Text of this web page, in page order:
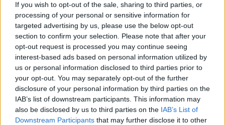
If you wish to opt-out of the sale, sharing to third parties, or
processing of your personal or sensitive information for
targeted advertising by us, please use the below opt-out
section to confirm your selection. Please note that after your
opt-out request is processed you may continue seeing
interest-based ads based on personal information utilized by
us or personal information disclosed to third parties prior to
your opt-out. You may separately opt-out of the further
disclosure of your personal information by third parties on the
IAB’s list of downstream participants. This information may
also be disclosed by us to third parties on the IAB’s List of
Downstream Participants that may further disclose it to other
който е разрешена евтаназията
06.08.2026 / 16:00